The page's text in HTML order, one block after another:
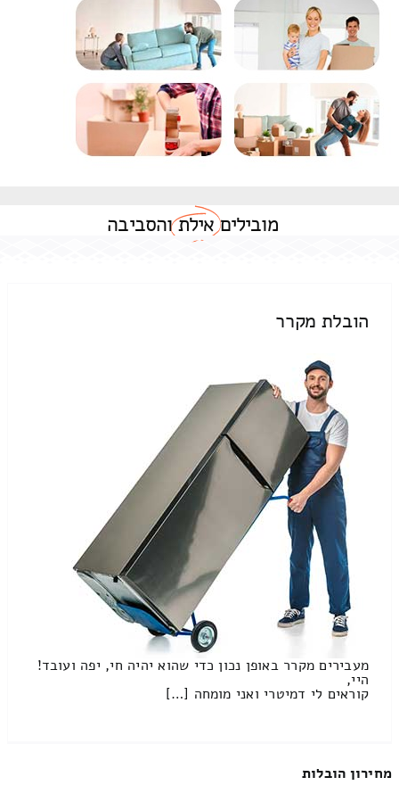
מוביליםאילתוהסביבה
הובלת מקרר
מעבירים מקרר באופן נכון כדי שהוא יהיה חי, יפה ועובד!
היי,
קוראים לי דמיטרי ואני מומחה […]
מחירון הובלות